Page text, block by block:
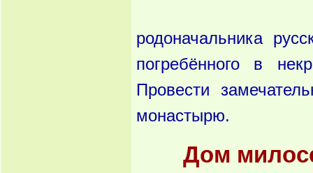
родоначальника
погребённого в
Провести
монастырю.
Дом